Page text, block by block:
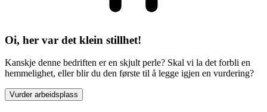
Oi, her var det klein stillhet!
Kanskje denne bedriften er en skjult perle? Skal vi la det forbli en
hemmelighet, eller blir du den første til å legge igjen en vurdering?
Vurder arbeidsplass